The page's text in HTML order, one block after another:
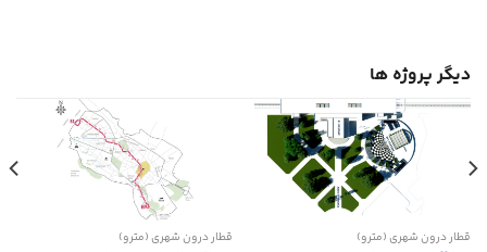
دیگر پروژه ها
قطار درون شهری (مترو) قطار درون شهری (مترو)